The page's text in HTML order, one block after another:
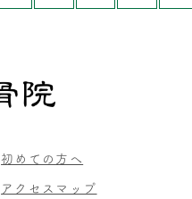
初めての方へ
アクセスマップ